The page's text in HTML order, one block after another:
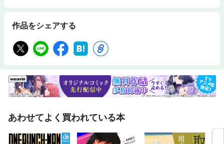
作品をシェアする
あわせてよく買われている本